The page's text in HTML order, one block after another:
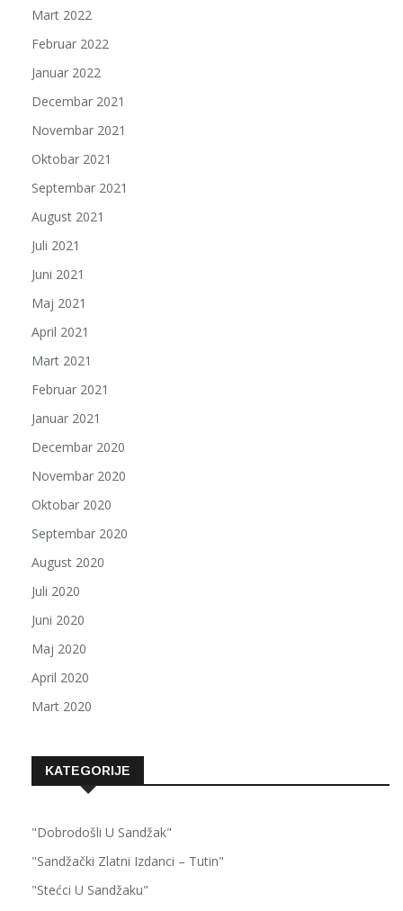
Mart 2022
Februar 2022
Januar 2022
Decembar 2021
Novembar 2021
Oktobar 2021
Septembar 2021
August 2021
Juli 2021
Juni 2021
Maj 2021
April 2021
Mart 2021
Februar 2021
Januar 2021
Decembar 2020
Novembar 2020
Oktobar 2020
Septembar 2020
August 2020
Juli 2020
Juni 2020
Maj 2020
April 2020
Mart 2020
KATEGORIJE
"Dobrodošli U Sandžak"
"Sandžački Zlatni Izdanci – Tutin"
"Stećci U Sandžaku"